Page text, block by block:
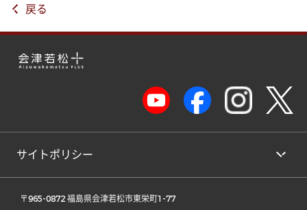
戻る
サイトポリシー
〒965-0872 福島県会津若松市東栄町1-77